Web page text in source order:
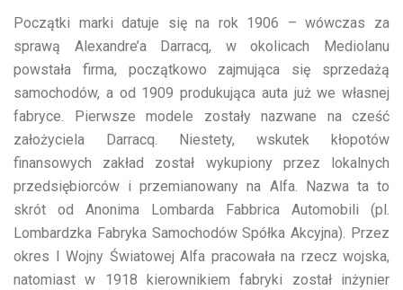
Początki marki datuje się na rok 1906 – wówczas za
sprawą Alexandre’a Darracq, w okolicach Mediolanu
powstała firma, początkowo zajmująca się sprzedażą
samochodów, a od 1909 produkująca auta już we własnej
fabryce. Pierwsze modele zostały nazwane na cześć
założyciela Darracq. Niestety, wskutek kłopotów
finansowych zakład został wykupiony przez lokalnych
przedsiębiorców i przemianowany na Alfa. Nazwa ta to
skrót od Anonima Lombarda Fabbrica Automobili (pl.
Lombardzka Fabryka Samochodów Spółka Akcyjna). Przez
okres I Wojny Światowej Alfa pracowała na rzecz wojska,
natomiast w 1918 kierownikiem fabryki został inżynier